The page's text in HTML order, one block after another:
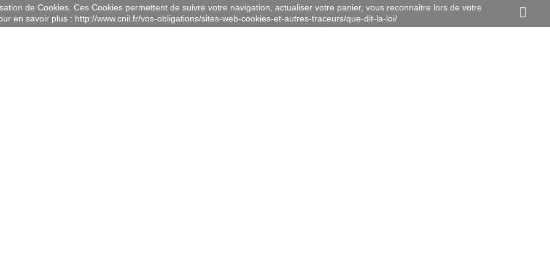
de Cookies. Ces Cookies permettent de suivre votre navigation, actualiser votre panier, vous reconnaitre lors de votre
en savoir plus : http://www.cnil.fr/vos-obligations/sites-web-cookies-et-autres-traceurs/que-dit-la-loi/